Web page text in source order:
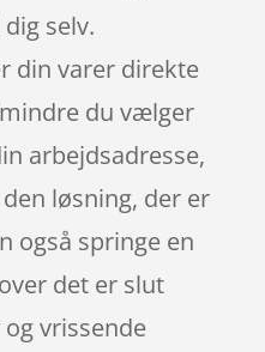
selv.
din varer direkte
du vælger
arbejdsadresse,
løsning, der er
også springe en
det er slut
vrissende